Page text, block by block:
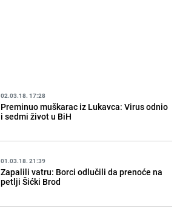
02.03.18. 17:28
Preminuo muškarac iz Lukavca: Virus odnio
i sedmi život u BiH
01.03.18. 21:39
Zapalili vatru: Borci odlučili da prenoće na
petlji Šićki Brod